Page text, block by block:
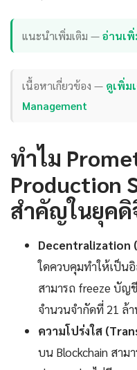
แนะนำเพิ่มเติม —อ่านเ
เนื้อหาเกี่ยวข้อง — ดูเพิ่ม
Management
ทำไม
Production
สำคัญในยุค
Decentralization
ใดควบคุมทำให้เป็น
สามารถ freeze บัญ
จำนวนจำกัดที่ 21 ล้า
ความโปร่งใส
บน Blockchain สาม